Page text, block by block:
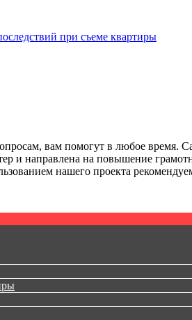
при съеме квартиры
вам помогут в любое
и направлена на повышение
нашего проекта